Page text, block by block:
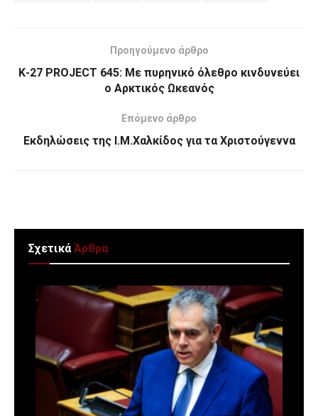
Προηγούμενο άρθρο
Κ-27 PROJECT 645: Με πυρηνικό όλεθρο κινδυνεύει
ο Αρκτικός Ωκεανός
Επόμενο άρθρο
Εκδηλώσεις της Ι.Μ.Χαλκίδος για τα Χριστούγεννα
ΣχετικάΆρθρα